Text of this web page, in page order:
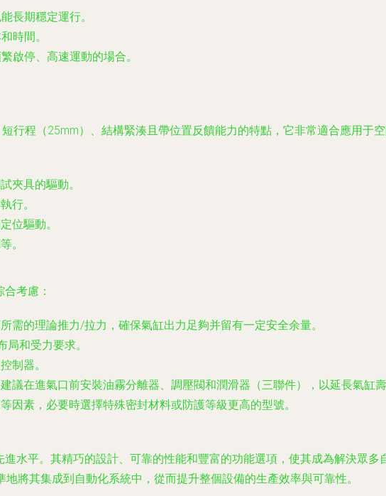
長期穩定運行。
時間。
啟停、高速運動的場合。
行程（25mm）、結構緊湊且帶位置反饋能力的特點，它非常適合應用于
夾具的驅動。
行。
位驅動。
。
考慮：
需的理論推力/拉力，確保氣缸出力足夠并留有一定安全余量。
局和受力要求。
制器。
議在進氣口前安裝油霧分離器、調壓閥和潤滑器（三聯件），以延長氣缸壽
因素，必要時選擇特殊密封材料或防護等級更高的型號。
水平。其精巧的設計、可靠的性能和豐富的功能選項，使其成為解決眾多
將其集成到自動化系統中，從而提升整個設備的生產效率與可靠性。